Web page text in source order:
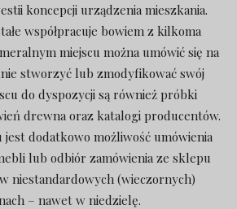
koncepcji urządzenia mieszkania.
współpracuje bowiem z kilkoma
miejscu można umówić się na
stworzyć lub zmodyfikować swój
do dyspozycji są również próbki
drewna oraz katalogi producentów.
dodatkowo możliwość umówienia
lub odbiór zamówienia ze sklepu
niestandardowych (wieczornych)
– nawet w niedzielę.